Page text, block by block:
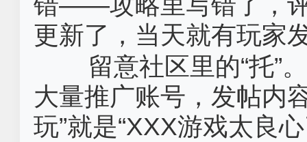
更新了，当天就有玩家
留意社区里的“托”
大量推广账号，发帖内
玩”就是“XXX游戏太良